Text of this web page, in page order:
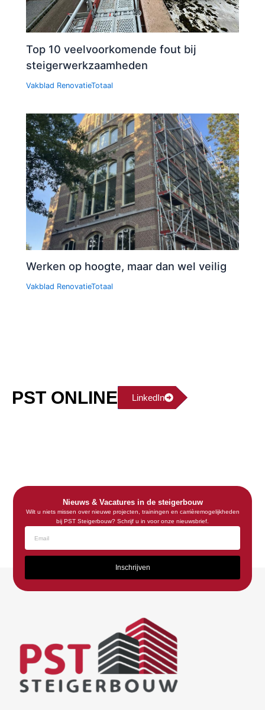
Top 10 veelvoorkomende fout bij
steigerwerkzaamheden
Vakblad RenovatieTotaal
Werken op hoogte, maar dan wel veilig
Vakblad RenovatieTotaal
PST ONLINE LinkedIn
Nieuws & Vacatures in de steigerbouw
Wilt u niets missen over nieuwe projecten, trainingen en carrièremogelijkheden
bij PST Steigerbouw? Schrijf u in voor onze nieuwsbrief.
Inschrijven